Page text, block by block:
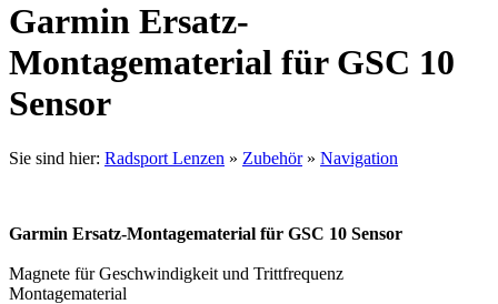
Garmin Ersatz-
Montagematerial für GSC 10
Sensor
Sie sind hier: Radsport Lenzen » Zubehör» Navigation
Garmin Ersatz-Montagematerial für GSC 10 Sensor
Magnete für Geschwindigkeit und Trittfrequenz
Montagematerial